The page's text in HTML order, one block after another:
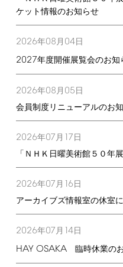
ケット情報のお知らせ
2026年08月 04日
2027年度開催展覧会のお知
2026年08月 05日
会員制度リニューアルのお
2026年07月 17日
「ＮＨＫ日曜美術館５０年
2026年07月 16日
アーカイブズ情報室の休室
2026年07月 14日
HAY OSAKA臨時休業の